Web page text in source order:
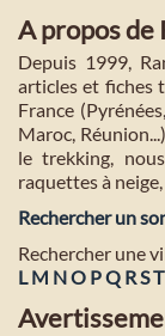
A propos de
Depuis 1999,
articles et fiches
France
Maroc,
le trekking,
raquettes à
Rechercher un
Rechercher une
L M NO PQ R ST